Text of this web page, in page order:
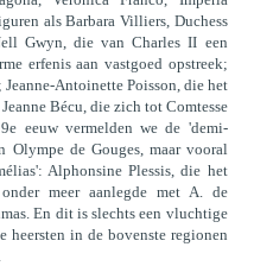
als Barbara Villiers, Duchess
Gwyn, die van Charles II een
erfenis aan vastgoed opstreek;
Antoinette Poisson, die het
Bécu, die zich tot Comtesse
eeuw vermelden we de 'demi-
Olympe de Gouges, maar vooral
Alphonsine Plessis, die het
meer aanlegde met A. de
En dit is slechts een vluchtige
in de bovenste regionen